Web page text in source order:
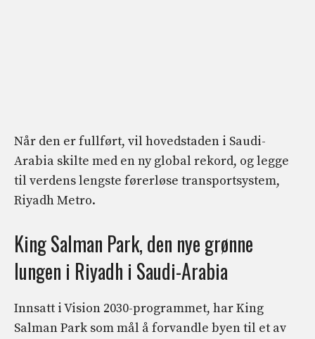
Når den er fullført, vil hovedstaden i Saudi-
Arabia skilte med en ny global rekord, og legge
til verdens lengste førerløse transportsystem,
Riyadh Metro.
King Salman Park, den nye grønne
lungen i Riyadh i Saudi-Arabia
Innsatt i Vision 2030-programmet, har King
Salman Park som mål å forvandle byen til et av